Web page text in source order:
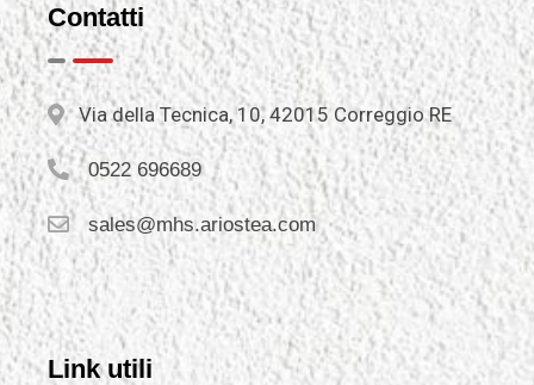
Contatti
Via della Tecnica, 10, 42015 Correggio RE
0522 696689
sales@mhs.ariostea.com
Link utili